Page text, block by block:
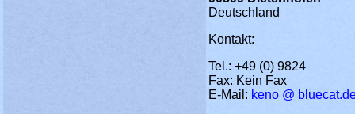
Deutschland
Kontakt:
Tel.: +49 (0) 9824
Fax: Kein Fax
E-Mail: keno @